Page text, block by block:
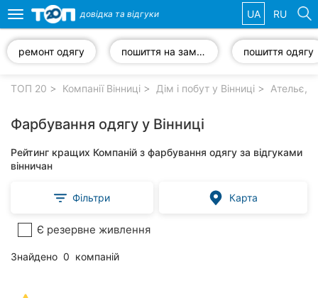
компанії
Популярні
рубрики:
Стоматології
Ветеринарні
клініки
Toggle
navigation
довідка та відгуки UA RU
ремонт одягу пошиття на замовлення пошиття одягу
ТОП 20 Компанії Вінниці Дім і побут у Вінниці Ательє,
Фарбування одягу у Вінниці
Рейтинг кращих Компаній з фарбування одягу за відгуками
вінничан
Фільтри Карта
Є резервне живлення
Знайдено 0 компаній